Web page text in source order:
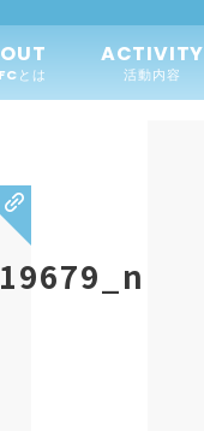
とは
ACTIVITY
活動内容